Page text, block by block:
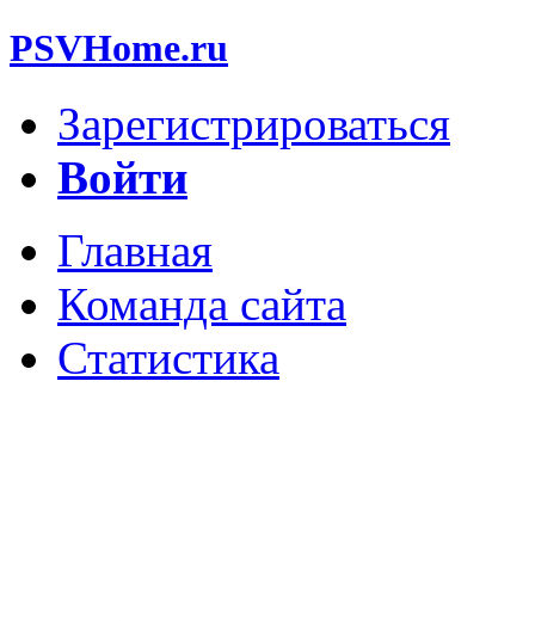
PSVHome.ru
Зарегистрироваться
Войти
Главная
Команда сайта
Статистика